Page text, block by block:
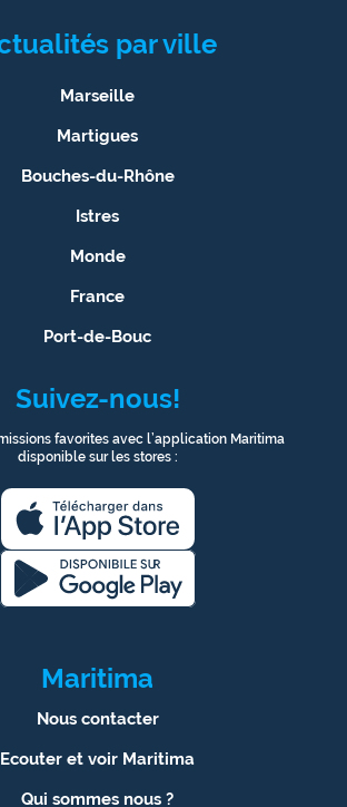
par ville
Marseille
Martigues
Bouches-du-Rhône
Istres
Monde
France
Port-de-Bouc
Suivez-nous!
favorites avec l’application Maritima
disponible sur les stores :
Maritima
Nous contacter
Ecouter et voir Maritima
Qui sommes nous ?